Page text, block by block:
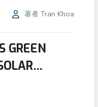
著者 Tran Khoa
GREEN